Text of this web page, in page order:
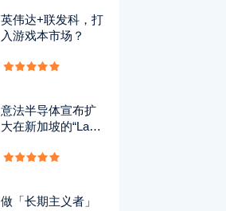
英伟达+联发科，打
入游戏本市场？
意法半导体宣布扩
大在新加坡的“Lab-i
合作项目，推进压
做「长期主义者」